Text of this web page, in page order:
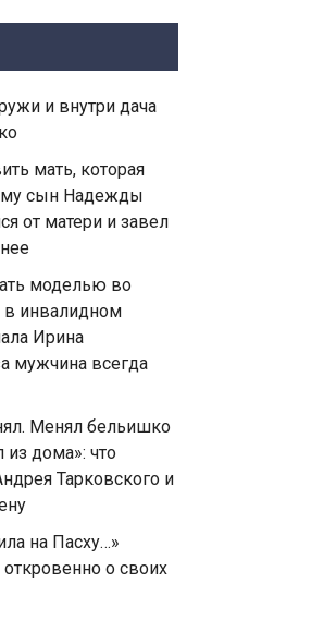
и внутри дача
мать, которая
сын Надежды
от матери и завел
моделью во
в инвалидном
Ирина
мужчина всегда
Менял бельишко
из дома»: что
Тарковского и
на Пасху…»
о своих